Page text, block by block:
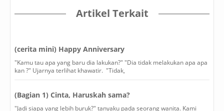
Artikel Terkait
(cerita mini) Happy Anniversary
"Kamu tau apa yang baru dia lakukan?" "Dia tidak melakukan apa apa
kan ?" Ujarnya terlihat khawatir. "Tidak,
(Bagian 1) Cinta, Haruskah sama?
"Jadi siapa yang lebih buruk?" tanyaku pada seorang wanita. Kami